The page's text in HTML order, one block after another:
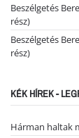
Beszélgetés
rész)
Beszélgetés
rész)
KÉK HÍREK -
Hárman haltak